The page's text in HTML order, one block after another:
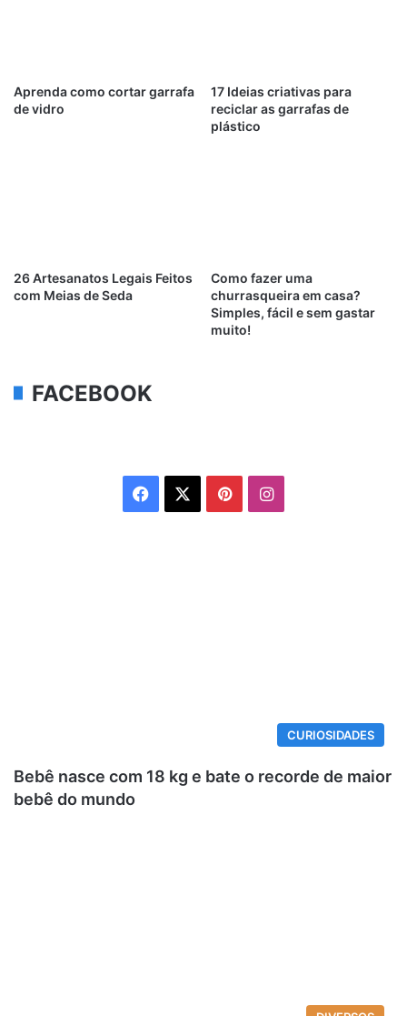
Aprenda como cortar garrafa
de vidro
17 Ideias criativas para
reciclar as garrafas de
plástico
26 Artesanatos Legais Feitos
com Meias de Seda
Como fazer uma
churrasqueira em casa?
Simples, fácil e sem gastar
muito!
FACEBOOK
Facebook PinterestInstagram
CURIOSIDADES
Bebê nasce com 18 kg e bate o recorde de maior
bebê do mundo